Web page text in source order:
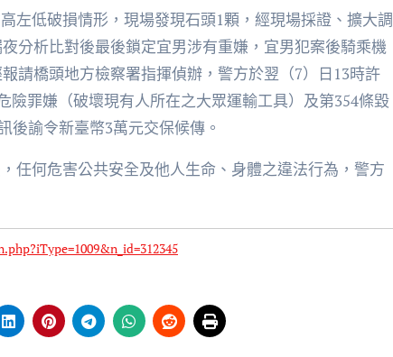
低破損情形，現場發現石頭1顆，經現場採證、擴大調
分析比對後最後鎖定宜男涉有重嫌，宜男犯案後騎乘機
請橋頭地方檢察署指揮偵辦，警方於翌（7）日13時許
險罪嫌（破壞現有人所在之大眾運輸工具）及第354條毀
後諭令新臺幣3萬元交保候傳。
何危害公共安全及他人生命、身體之違法行為，警方